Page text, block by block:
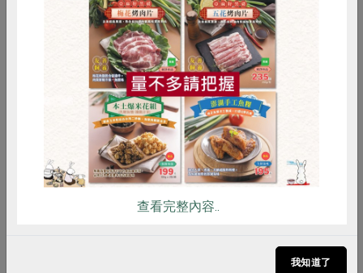
樂弟食品有限公司
有機蕎麥細麵(樂弟食
麵本家食品股份有限公司
RPET 食譜 減硝酸鹽
雞蛋 食安 共同購買
查看完整內容..
我知道了